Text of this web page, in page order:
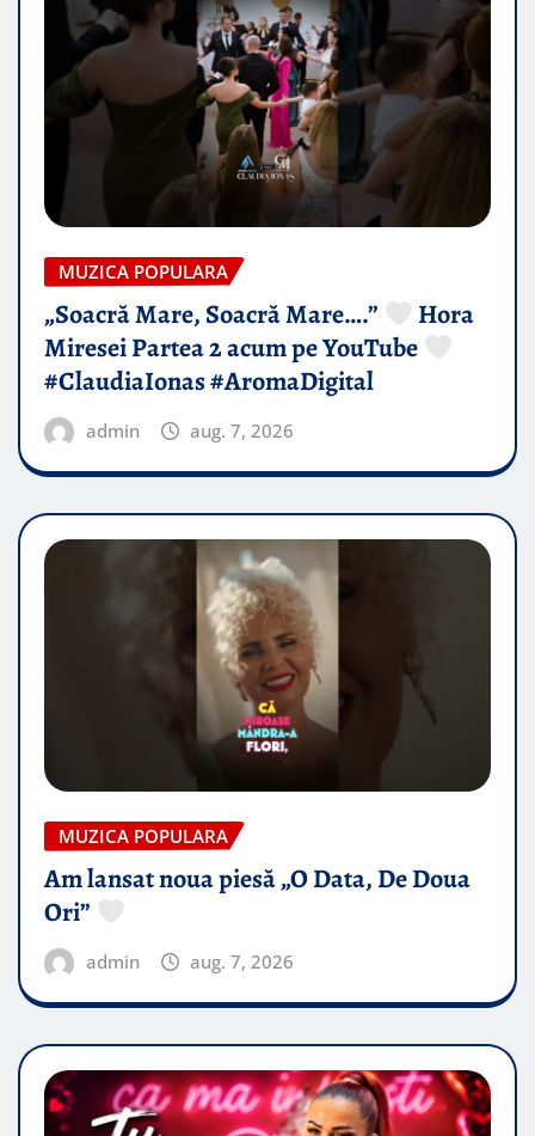
MUZICA POPULARA
„Soacră Mare, Soacră Mare….”
Hora
Miresei Partea 2 acum pe YouTube
#ClaudiaIonas #AromaDigital
admin aug. 7, 2026
MUZICA POPULARA
Am lansat noua piesă „O Data, De Doua
Ori”
admin aug. 7, 2026